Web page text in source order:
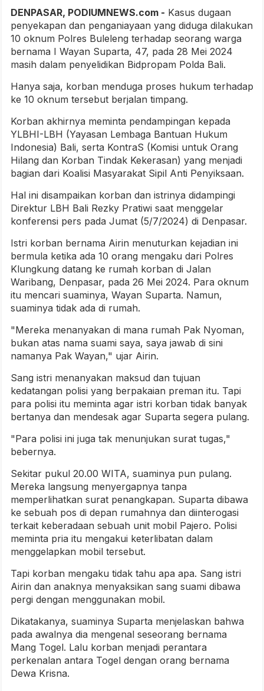
DENPASAR, PODIUMNEWS.com - Kasus dugaan
penyekapan dan penganiayaan yang diduga dilakukan
10 oknum Polres Buleleng terhadap seorang warga
bernama I Wayan Suparta, 47, pada 28 Mei 2024
masih dalam penyelidikan Bidpropam Polda Bali.
Hanya saja, korban menduga proses hukum terhadap
ke 10 oknum tersebut berjalan timpang.
Korban akhirnya meminta pendampingan kepada
YLBHI-LBH (Yayasan Lembaga Bantuan Hukum
Indonesia) Bali, serta KontraS (Komisi untuk Orang
Hilang dan Korban Tindak Kekerasan) yang menjadi
bagian dari Koalisi Masyarakat Sipil Anti Penyiksaan.
Hal ini disampaikan korban dan istrinya didampingi
Direktur LBH Bali Rezky Pratiwi saat menggelar
konferensi pers pada Jumat (5/7/2024) di Denpasar.
Istri korban bernama Airin menuturkan kejadian ini
bermula ketika ada 10 orang mengaku dari Polres
Klungkung datang ke rumah korban di Jalan
Waribang, Denpasar, pada 26 Mei 2024. Para oknum
itu mencari suaminya, Wayan Suparta. Namun,
suaminya tidak ada di rumah.
"Mereka menanyakan di mana rumah Pak Nyoman,
bukan atas nama suami saya, saya jawab di sini
namanya Pak Wayan," ujar Airin.
Sang istri menanyakan maksud dan tujuan
kedatangan polisi yang berpakaian preman itu. Tapi
para polisi itu meminta agar istri korban tidak banyak
bertanya dan mendesak agar Suparta segera pulang.
"Para polisi ini juga tak menunjukan surat tugas,"
bebernya.
Sekitar pukul 20.00 WITA, suaminya pun pulang.
Mereka langsung menyergapnya tanpa
memperlihatkan surat penangkapan. Suparta dibawa
ke sebuah pos di depan rumahnya dan diinterogasi
terkait keberadaan sebuah unit mobil Pajero. Polisi
meminta pria itu mengakui keterlibatan dalam
menggelapkan mobil tersebut.
Tapi korban mengaku tidak tahu apa apa. Sang istri
Airin dan anaknya menyaksikan sang suami dibawa
pergi dengan menggunakan mobil.
Dikatakanya, suaminya Suparta menjelaskan bahwa
pada awalnya dia mengenal seseorang bernama
Mang Togel. Lalu korban menjadi perantara
perkenalan antara Togel dengan orang bernama
Dewa Krisna.